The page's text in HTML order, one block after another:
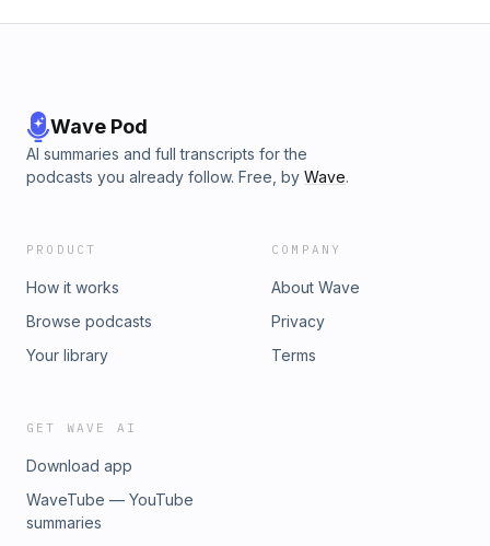
Wave Pod
AI summaries and full transcripts for the
podcasts you already follow. Free, by Wave.
PRODUCT
How it works
Browse podcasts
Your library
COMPANY
About Wave
Privacy
Terms
GET WAVE AI
Download app
WaveTube — YouTube
summaries